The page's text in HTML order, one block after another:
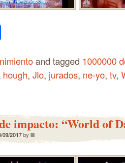
and tagged 1000000
hough, Jlo, jurados, ne-yo, tv,
impacto: “World of
09/2017by lili